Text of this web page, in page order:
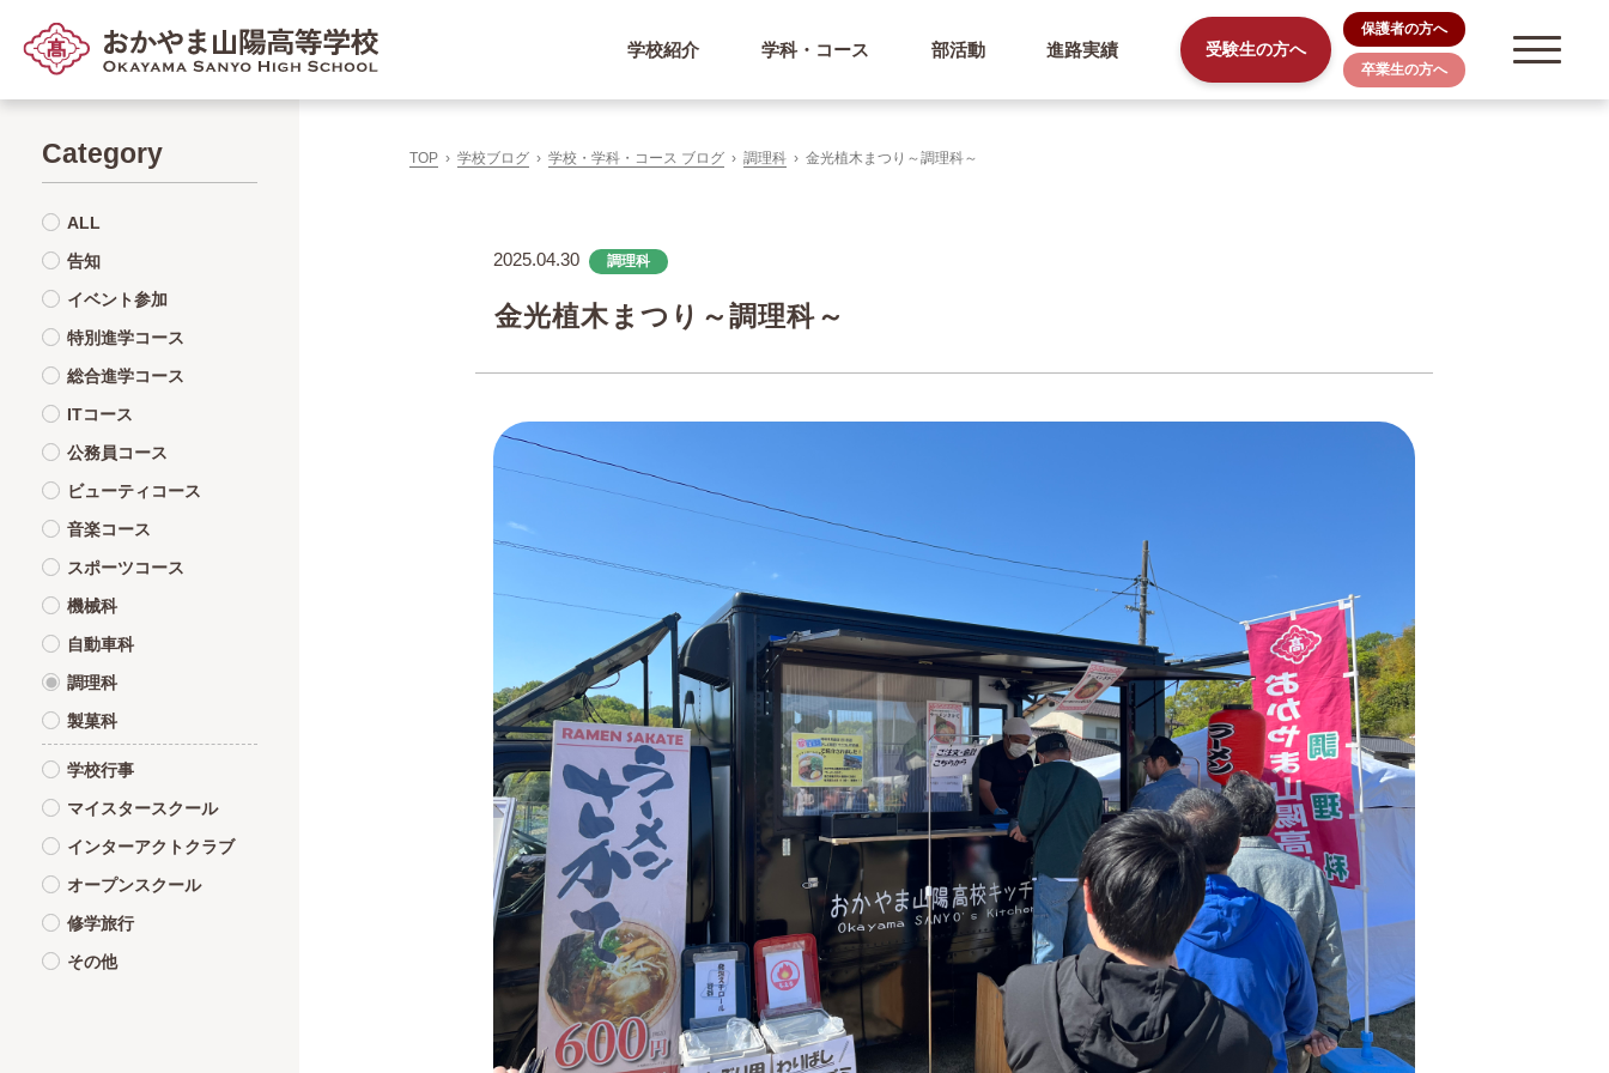
学校紹介 学科・コース 部活動 進路実績 受験生の方へ
保護者の方へ
卒業生の方へ
TOP 学校ブログ 学校・学科・コース ブログ 調理科 金光植木まつり～調理科～
2025.04.30 調理科
金光植木まつり～調理科～
Category
ALL
告知
イベント参加
特別進学コース
総合進学コース
ITコース
公務員コース
ビューティコース
音楽コース
スポーツコース
機械科
自動車科
調理科
製菓科
学校行事
マイスタースクール
インターアクトクラブ
オープンスクール
修学旅行
その他